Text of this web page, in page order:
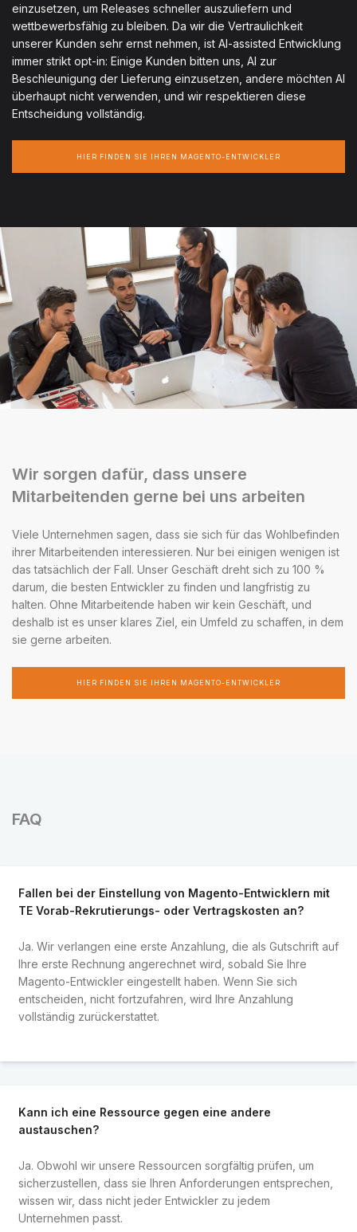
einzusetzen, um Releases schneller auszuliefern und
wettbewerbsfähig zu bleiben. Da wir die Vertraulichkeit
unserer Kunden sehr ernst nehmen, ist AI-assisted Entwicklung
immer strikt opt-in: Einige Kunden bitten uns, AI zur
Beschleunigung der Lieferung einzusetzen, andere möchten AI
überhaupt nicht verwenden, und wir respektieren diese
Entscheidung vollständig.
HIER FINDEN SIE IHREN MAGENTO-ENTWICKLER
Wir sorgen dafür, dass unsere
Mitarbeitenden gerne bei uns arbeiten
Viele Unternehmen sagen, dass sie sich für das Wohlbefinden
ihrer Mitarbeitenden interessieren. Nur bei einigen wenigen ist
das tatsächlich der Fall. Unser Geschäft dreht sich zu 100 %
darum, die besten Entwickler zu finden und langfristig zu
halten. Ohne Mitarbeitende haben wir kein Geschäft, und
deshalb ist es unser klares Ziel, ein Umfeld zu schaffen, in dem
sie gerne arbeiten.
HIER FINDEN SIE IHREN MAGENTO-ENTWICKLER
FAQ
Fallen bei der Einstellung von Magento-Entwicklern mit
TE Vorab-Rekrutierungs- oder Vertragskosten an?
Ja. Wir verlangen eine erste Anzahlung, die als Gutschrift auf
Ihre erste Rechnung angerechnet wird, sobald Sie Ihre
Magento-Entwickler eingestellt haben. Wenn Sie sich
entscheiden, nicht fortzufahren, wird Ihre Anzahlung
vollständig zurückerstattet.
Kann ich eine Ressource gegen eine andere
austauschen?
Ja. Obwohl wir unsere Ressourcen sorgfältig prüfen, um
sicherzustellen, dass sie Ihren Anforderungen entsprechen,
wissen wir, dass nicht jeder Entwickler zu jedem
Unternehmen passt.